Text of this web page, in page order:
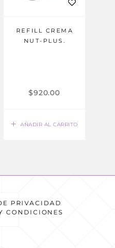
AÑADIR AL CARRITO
REFILL CREMA
NUT-PLUS.
$920.00
PRIVACIDAD
CONDICIONES